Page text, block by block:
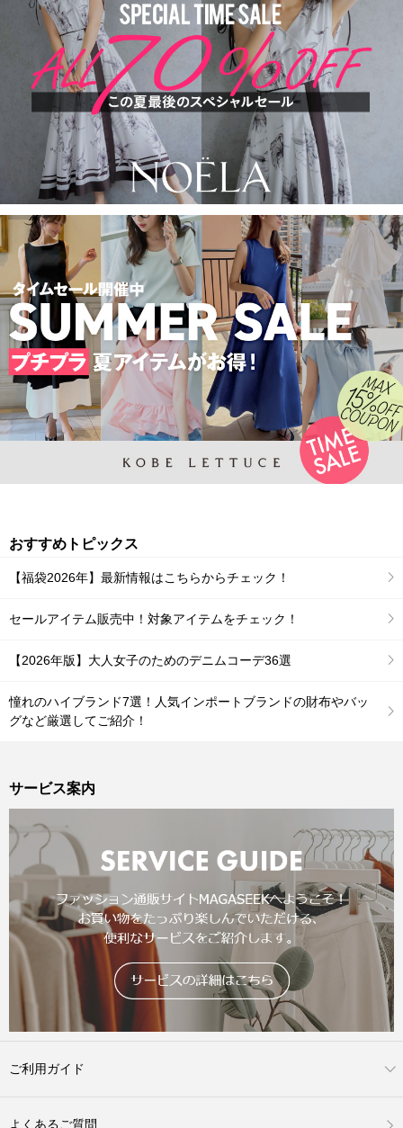
おすすめトピックス
【福袋2026年】最新情報はこちらからチェック！
セールアイテム販売中！対象アイテムをチェック！
【2026年版】大人女子のためのデニムコーデ36選
憧れのハイブランド7選！人気インポートブランドの財布やバッ
グなど厳選してご紹介！
サービス案内
ご利用ガイド
よくあるご質問